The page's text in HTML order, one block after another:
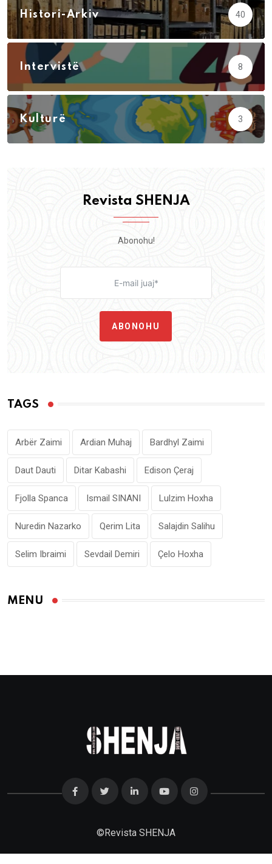
Histori-Arkiv 40
Intervistë 8
Kulturë 3
Revista SHENJA
Abonohu!
ABONOHU
TAGS
Arbër Zaimi Ardian Muhaj Bardhyl Zaimi
Daut Dauti Ditar Kabashi Edison Çeraj
Fjolla Spanca Ismail SINANI Lulzim Hoxha
Nuredin Nazarko Qerim Lita Salajdin Salihu
Selim Ibraimi Sevdail Demiri Çelo Hoxha
MENU
© Revista SHENJA